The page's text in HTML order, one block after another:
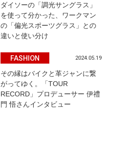
ダイソーの「調光サングラス」
を使って分かった、ワークマン
の「偏光スポーツグラス」との
違いと使い分け
FASHION 2024.05.19
その縁はバイクと革ジャンに繋
がってゆく。「TOUR
RECORD」プロデューサー 伊禮
門 悟さんインタビュー